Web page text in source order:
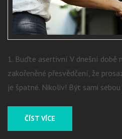
1. Buďte asertivní V dnešní době
zakořeněné přesvědčení, že
je špatné. Nikoliv! Být sami
ČÍST VÍCE